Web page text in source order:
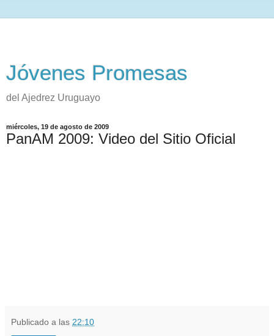
Jóvenes Promesas
del Ajedrez Uruguayo
miércoles, 19 de agosto de 2009
PanAM 2009: Video del Sitio Oficial
Publicado a las 22:10